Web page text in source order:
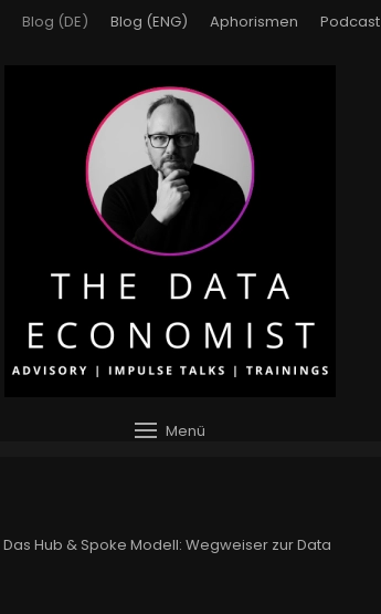
Blog (DE) Blog (ENG) Aphorismen Podcast
Menü
Das Hub & Spoke Modell: Wegweiser zur Data